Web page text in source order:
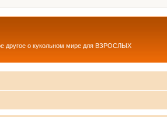
другое о кукольном мире для ВЗРОСЛЫХ